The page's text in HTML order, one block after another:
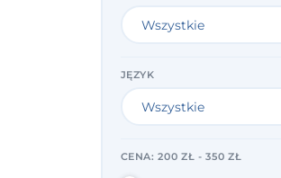
JĘZYK
CENA:200 ZŁ - 350 ZŁ